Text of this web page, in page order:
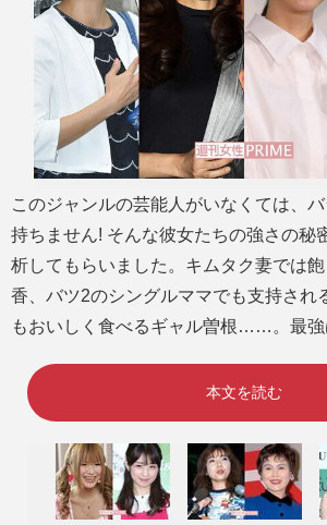
このジャンルの芸能人がいなくては、
持ちません! そんな彼女たちの強さの秘
析してもらいました。キムタク妻では
香、バツ2のシングルママでも支持され
もおいしく食べるギャル曽根……。最
本文を読む